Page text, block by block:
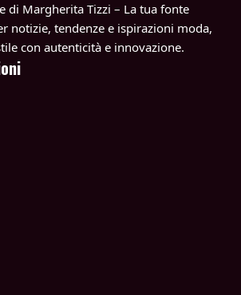
di Margherita Tizzi – La tua fonte
notizie, tendenze e ispirazioni moda,
con autenticità e innovazione.